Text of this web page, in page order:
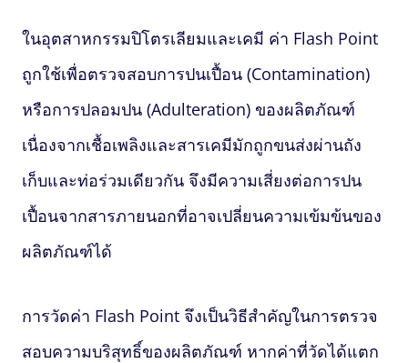
ในอุตสาหกรรมปิโตรเลียมและเคมี ค่า Flash Point
ถูกใช้เพื่อตรวจสอบการปนเปื้อน (Contamination)
หรือการปลอมปน (Adulteration) ของผลิตภัณฑ์
เนื่องจากเชื้อเพลิงและสารเคมีมักถูกขนส่งผ่านถัง
เก็บและท่อร่วมเดียวกัน จึงมีความเสี่ยงต่อการปน
เปื้อนจากสารภายนอกที่อาจเปลี่ยนความเข้มข้นของ
ผลิตภัณฑ์ได้
การวัดค่า Flash Point จึงเป็นวิธีสำคัญในการตรวจ
สอบความบริสุทธิ์ของผลิตภัณฑ์ หากค่าที่วัดได้แตก